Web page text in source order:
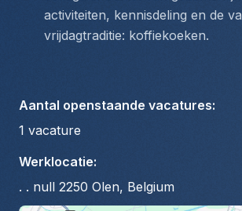
activiteiten, kennisdeling en de
vrijdagtraditie: koffiekoeken.
Aantal openstaande vacatures:
1 vacature
Werklocatie:
. . null 2250 Olen, Belgium